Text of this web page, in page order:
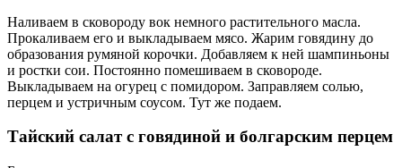
Наливаем в сковороду вок немного растительного масла.
Прокаливаем его и выкладываем мясо. Жарим говядину до
образования румяной корочки. Добавляем к ней шампиньоны
и ростки сои. Постоянно помешиваем в сковороде.
Выкладываем на огурец с помидором. Заправляем солью,
перцем и устричным соусом. Тут же подаем.
Тайский салат с говядиной и болгарским перцем